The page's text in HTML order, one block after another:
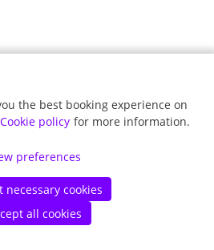
the best booking experience on
Cookie policy for more information.
preferences
necessary cookies
all cookies